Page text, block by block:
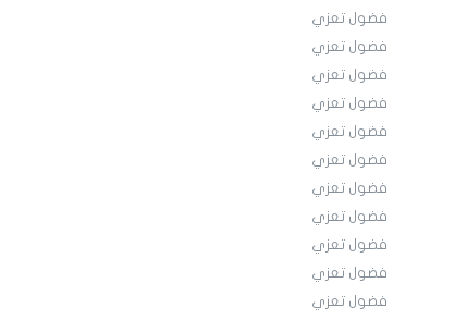
فضول تعزي
فضول تعزي
فضول تعزي
فضول تعزي
فضول تعزي
فضول تعزي
فضول تعزي
فضول تعزي
فضول تعزي
فضول تعزي
فضول تعزي